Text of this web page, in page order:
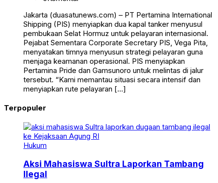
Jakarta (duasatunews.com) – PT Pertamina International
Shipping (PIS) menyiapkan dua kapal tanker menyusul
pembukaan Selat Hormuz untuk pelayaran internasional.
Pejabat Sementara Corporate Secretary PIS, Vega Pita,
menyatakan timnya menyusun strategi pelayaran guna
menjaga keamanan operasional. PIS menyiapkan
Pertamina Pride dan Gamsunoro untuk melintas di jalur
tersebut. “Kami memantau situasi secara intensif dan
menyiapkan rute pelayaran […]
Terpopuler
Hukum
Aksi Mahasiswa Sultra Laporkan Tambang
Ilegal